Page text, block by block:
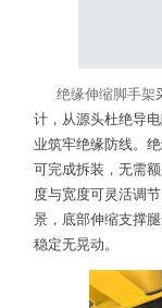
绝缘伸缩脚手架
计，从源头杜绝导
业筑牢绝缘防线。
可完成拆装，无需
度与宽度可灵活调
景，底部伸缩支撑
稳定无晃动。